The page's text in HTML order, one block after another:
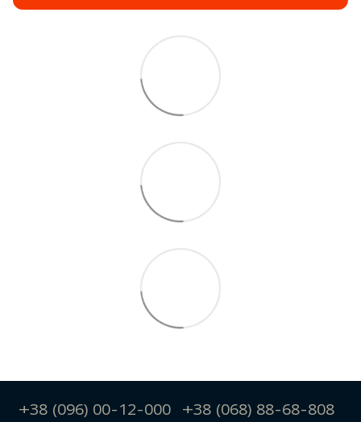
+38 (096) 00-12-000 +38 (068) 88-68-808